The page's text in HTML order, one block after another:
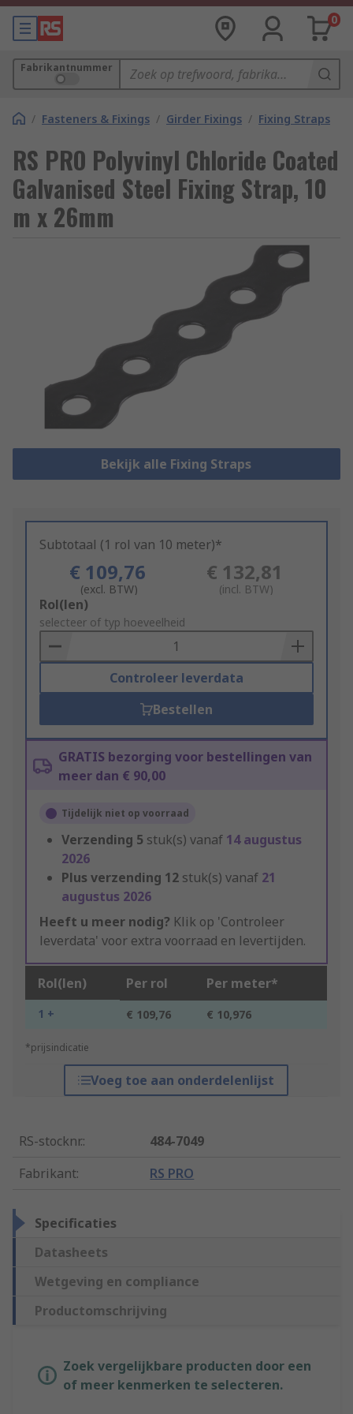
0
Fabrikantnummer
/ Fasteners & Fixings / Girder Fixings / Fixing Straps
RS PRO Polyvinyl Chloride Coated
Galvanised Steel Fixing Strap, 10
m x 26mm
Bekijk alle Fixing Straps
Subtotaal (1 rol van 10 meter)*
€ 109,76
(excl. BTW)
€ 132,81
(incl. BTW)
Add
to
Basket
Rol(len)
selecteer of typ hoeveelheid
Controleer leverdata
Bestellen
GRATIS bezorging voor bestellingen van
meer dan € 90,00
Tijdelijk niet op voorraad
Verzending 5 stuk(s) vanaf 14 augustus
2026
Plus verzending 12 stuk(s) vanaf 21
augustus 2026
Heeft u meer nodig? Klik op 'Controleer
leverdata' voor extra voorraad en levertijden.
Rol(len) Per rol Per meter*
1 + € 109,76 € 10,976
*prijsindicatie
Voeg toe aan onderdelenlijst
RS-stocknr.:
484-7049
Fabrikant: RS PRO
Specificaties
Datasheets
Wetgeving en compliance
Productomschrijving
Zoek vergelijkbare producten door een
of meer kenmerken te selecteren.